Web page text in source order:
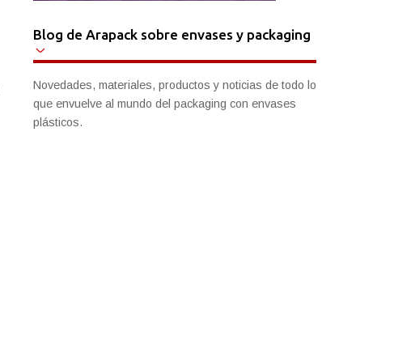
Blog de Arapack sobre envases y packaging
Novedades, materiales, productos y noticias de todo lo
que envuelve al mundo del packaging con envases
plásticos.